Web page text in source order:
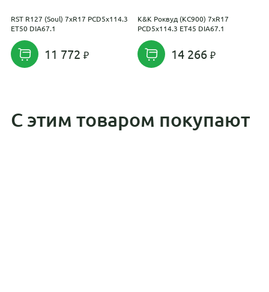
RST R127 (Soul) 7xR17 PCD5x114.3
ET50 DIA67.1
11 772
K&K Роквуд (КС900) 7xR17
PCD5x114.3 ET45 DIA67.1
14 266
С этим товаром покупают